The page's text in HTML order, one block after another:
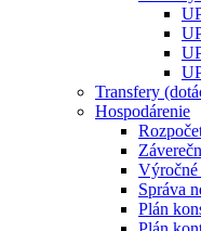
Transfery
Hospodárenie
Výročné
Správa
Plán